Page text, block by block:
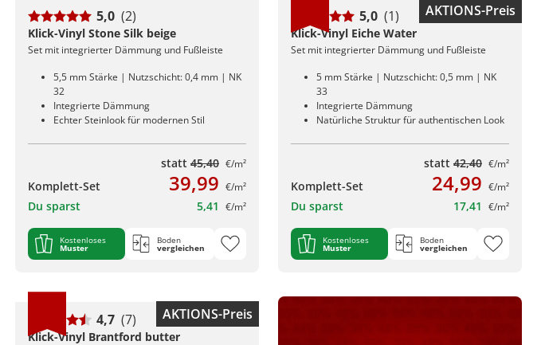
5,0 (2)
Klick-Vinyl Stone Silk beige
Set mit integrierter Dämmung und Fußleiste
5,5 mm Stärke | Nutzschicht: 0,4 mm | NK
32
Integrierte Dämmung
Echter Steinlook für modernen Stil
statt 45,40 €/m²
Komplett-Set 39,99 €/m²
Du sparst 5,41 €/m²
Kostenloses
Muster
Boden
vergleichen
AKTIONS-Preis
5,0 (1)
Klick-Vinyl Eiche Water
Set mit integrierter Dämmung und Fußleiste
5 mm Stärke | Nutzschicht: 0,5 mm | NK
33
Integrierte Dämmung
Natürliche Struktur für authentischen Look
statt 42,40 €/m²
Komplett-Set 24,99 €/m²
Du sparst 17,41 €/m²
Kostenloses
Muster
Boden
vergleichen
AKTIONS-Preis
4,7 (7)
Klick-Vinyl Brantford butter